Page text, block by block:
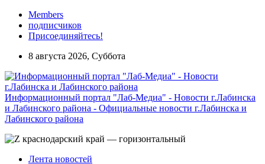
Members
подписчиков
Присоединяйтесь!
8 августа 2026, Суббота
Информационный портал "Лаб-Медиа" - Новости г.Лабинска
и Лабинского района - Официальные новости г.Лабинска и
Лабинского района
Лента новостей